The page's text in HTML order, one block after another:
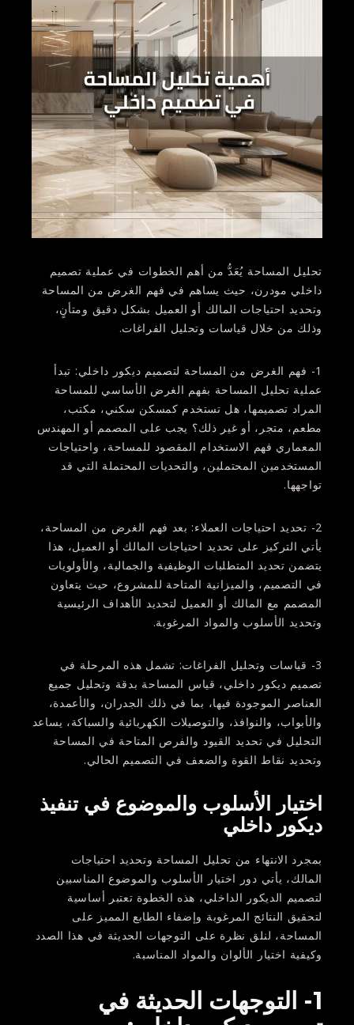
تحليل المساحة يُعَدُّ من أهم الخطوات في عملية تصميم
داخلي مودرن، حيث يساهم في فهم الغرض من المساحة
وتحديد احتياجات المالك أو العميل بشكل دقيق ومتأنٍ،
وذلك من خلال قياسات وتحليل الفراغات.
1- فهم الغرض من المساحة لتصميم ديكور داخلي:
تبدأ
عملية تحليل المساحة بفهم الغرض الأساسي للمساحة
المراد تصميمها، هل تستخدم كمسكن سكني، مكتب،
مطعم، متجر، أو غير ذلك؟ يجب على المصمم أو المهندس
المعماري فهم الاستخدام المقصود للمساحة، واحتياجات
المستخدمين المحتملين، والتحديات المحتملة التي قد
تواجهها.
2- تحديد احتياجات العملاء:
بعد فهم الغرض من المساحة،
يأتي التركيز على تحديد احتياجات المالك أو العميل، هذا
يتضمن تحديد المتطلبات الوظيفية والجمالية، والأولويات
في التصميم، والميزانية المتاحة للمشروع، حيث يتعاون
المصمم مع المالك أو العميل لتحديد الأهداف الرئيسية
وتحديد الأسلوب والمواد المرغوبة.
3- قياسات وتحليل الفراغات:
تشمل هذه المرحلة في
تصميم ديكور داخلي، قياس المساحة بدقة وتحليل جميع
العناصر الموجودة فيها، بما في ذلك الجدران، والأعمدة،
والأبواب، والنوافذ، والتوصيلات الكهربائية والسباكة، يساعد
التحليل في تحديد القيود والفرص المتاحة في المساحة
وتحديد نقاط القوة والضعف في التصميم الحالي.
اختيار الأسلوب والموضوع في تنفيذ
ديكور داخلي
بمجرد الانتهاء من تحليل المساحة وتحديد احتياجات
المالك، يأتي دور اختيار الأسلوب والموضوع المناسبين
لتصميم الديكور الداخلي، هذه الخطوة تعتبر أساسية
لتحقيق النتائج المرغوبة وإضفاء الطابع المميز على
المساحة، لنلق نظرة على التوجهات الحديثة في هذا الصدد
وكيفية اختيار الألوان والمواد المناسبة.
1- التوجهات الحديثة في